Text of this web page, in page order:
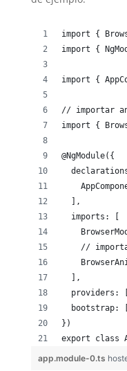
import {
import {
import {
// importar
import {
@NgModule({
  ],
  imports: [
//
  ],
providers:
bootstrap:
})
export class
app.module-0.ts